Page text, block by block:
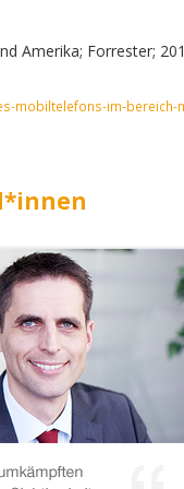
Amerika; Forrester;
mobiltelefons-im-bereich-